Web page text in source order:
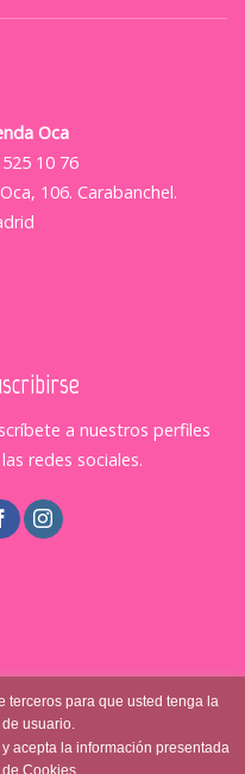
Oca
10 76
106. Carabanchel.
a nuestros perfiles
redes sociales.
terceros para que usted tenga la
usuario.
acepta la información presentada
Cookies.